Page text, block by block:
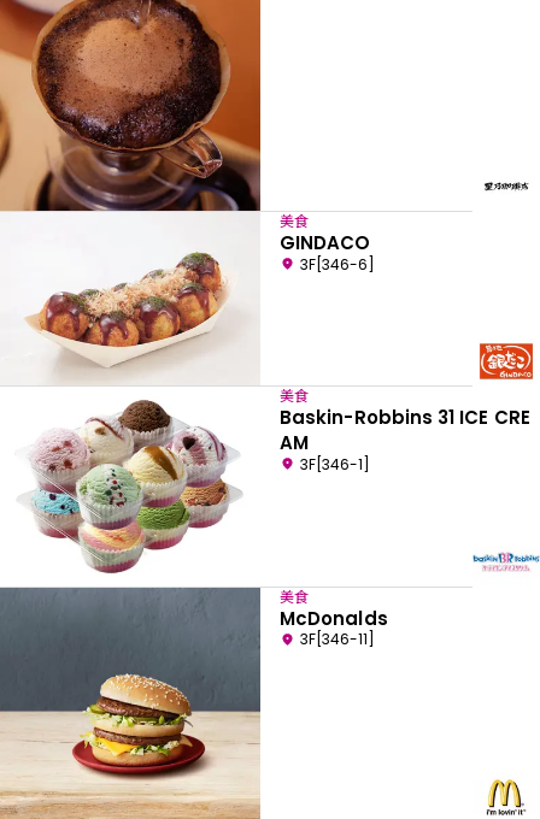
美食
GINDACO
3F[346-6]
美食
Baskin-Robbins 31 ICE CRE
AM
3F[346-1]
美食
McDonalds
3F[346-11]